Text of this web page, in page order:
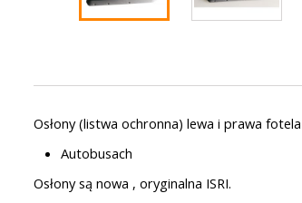
Osłony (listwa ochronna) lewa i prawa
Autobusach
Osłony są nowa , oryginalna ISRI.